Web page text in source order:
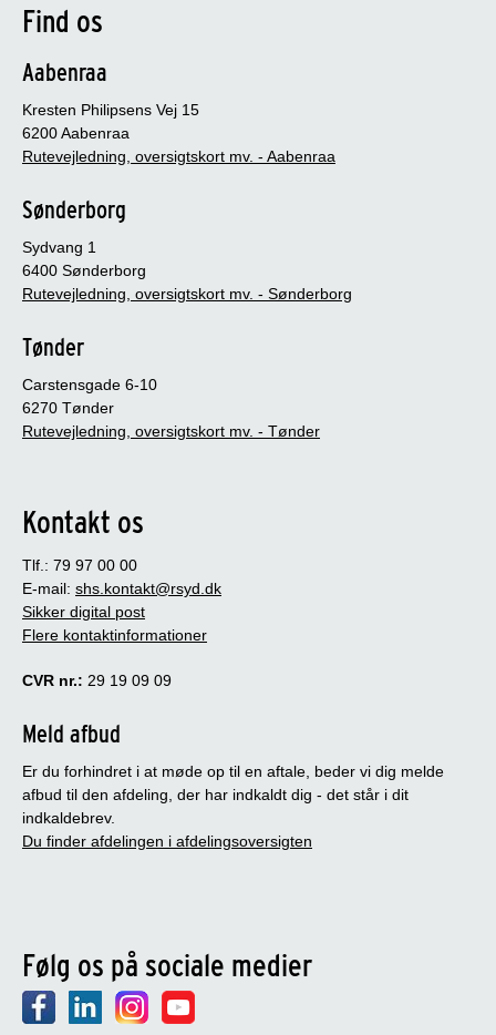
Find os
Aabenraa
Kresten Philipsens Vej 15
6200 Aabenraa
Rutevejledning, oversigtskort mv. - Aabenraa
Sønderborg
Sydvang 1
6400 Sønderborg
Rutevejledning, oversigtskort mv. - Sønderborg
Tønder
Carstensgade 6-10
6270 Tønder
Rutevejledning, oversigtskort mv. - Tønder
Kontakt os
Tlf.: 79 97 00 00
E-mail: shs.kontakt@rsyd.dk
Sikker digital post
Flere kontaktinformationer
CVR nr.: 29 19 09 09
Meld afbud
Er du forhindret i at møde op til en aftale, beder vi dig melde
afbud til den afdeling, der har indkaldt dig - det står i dit
indkaldebrev.
Du finder afdelingen i afdelingsoversigten
Følg os på sociale medier